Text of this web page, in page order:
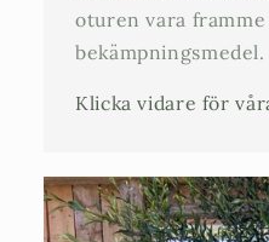
oturen vara
bekämpningsmedel.
Klicka vidare för